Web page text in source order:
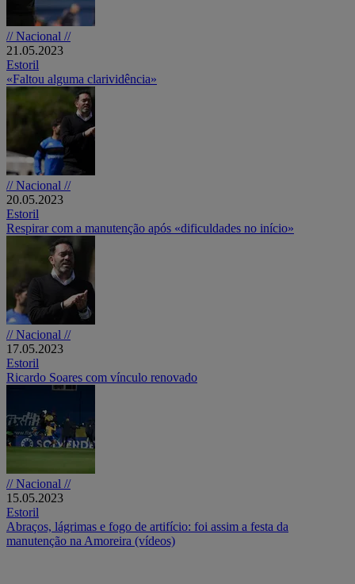
// Nacional //
21.05.2023
Estoril
«Faltou alguma clarividência»
// Nacional //
20.05.2023
Estoril
Respirar com a manutenção após «dificuldades no início»
// Nacional //
17.05.2023
Estoril
Ricardo Soares com vínculo renovado
// Nacional //
15.05.2023
Estoril
Abraços, lágrimas e fogo de artifício: foi assim a festa da
manutenção na Amoreira (vídeos)